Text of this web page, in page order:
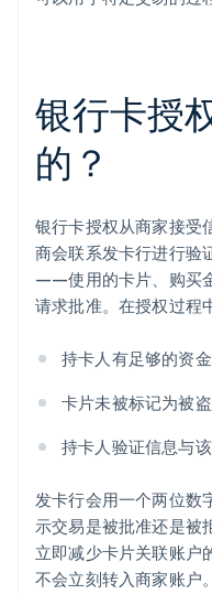
银行卡授
的？
银行卡授权从商家接受
商会联系发卡行进行验
——使用的卡片、购买
请求批准。在授权过程
持卡人有足够的资
卡片未被标记为被
持卡人验证信息与
发卡行会用一个两位数
示交易是被批准还是被
立即减少卡片关联账户
不会立刻转入商家账户。